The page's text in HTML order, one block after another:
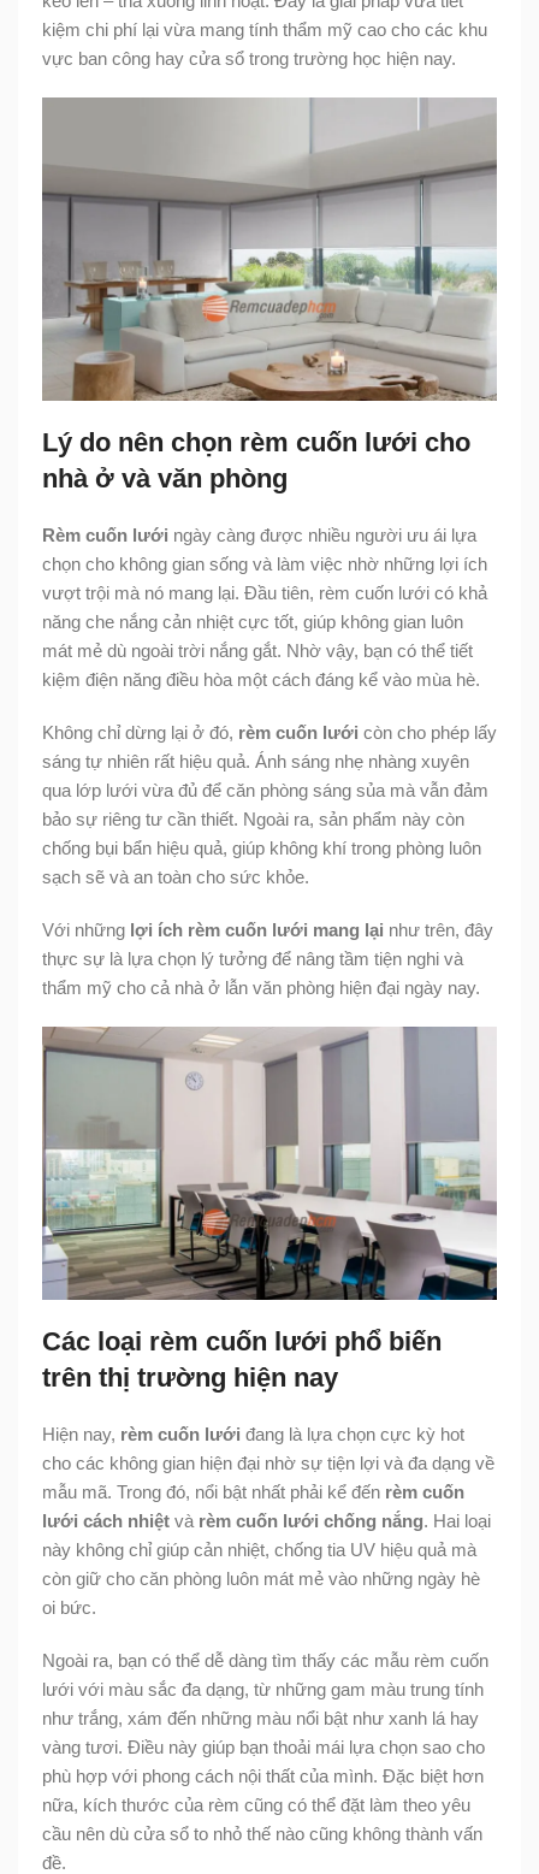
kiệm chi phí lại vừa mang tính thẩm mỹ cao cho các khu
vực ban công hay cửa sổ trong trường học hiện nay.
Lý do nên chọn rèm cuốn lưới cho
nhà ở và văn phòng
Rèm cuốn lưới ngày càng được nhiều người ưu ái lựa
chọn cho không gian sống và làm việc nhờ những lợi ích
vượt trội mà nó mang lại. Đầu tiên, rèm cuốn lưới có khả
năng che nắng cản nhiệt cực tốt, giúp không gian luôn
mát mẻ dù ngoài trời nắng gắt. Nhờ vậy, bạn có thể tiết
kiệm điện năng điều hòa một cách đáng kể vào mùa hè.
Không chỉ dừng lại ở đó, rèm cuốn lưới còn cho phép lấy
sáng tự nhiên rất hiệu quả. Ánh sáng nhẹ nhàng xuyên
qua lớp lưới vừa đủ để căn phòng sáng sủa mà vẫn đảm
bảo sự riêng tư cần thiết. Ngoài ra, sản phẩm này còn
chống bụi bẩn hiệu quả, giúp không khí trong phòng luôn
sạch sẽ và an toàn cho sức khỏe.
Với những lợi ích rèm cuốn lưới mang lại như trên, đây
thực sự là lựa chọn lý tưởng để nâng tầm tiện nghi và
thẩm mỹ cho cả nhà ở lẫn văn phòng hiện đại ngày nay.
Các loại rèm cuốn lưới phổ biến
trên thị trường hiện nay
Hiện nay, rèm cuốn lưới đang là lựa chọn cực kỳ hot
cho các không gian hiện đại nhờ sự tiện lợi và đa dạng về
mẫu mã. Trong đó, nổi bật nhất phải kể đến rèm cuốn
lưới cách nhiệt và rèm cuốn lưới chống nắng. Hai loại
này không chỉ giúp cản nhiệt, chống tia UV hiệu quả mà
còn giữ cho căn phòng luôn mát mẻ vào những ngày hè
oi bức.
Ngoài ra, bạn có thể dễ dàng tìm thấy các mẫu rèm cuốn
lưới với màu sắc đa dạng, từ những gam màu trung tính
như trắng, xám đến những màu nổi bật như xanh lá hay
vàng tươi. Điều này giúp bạn thoải mái lựa chọn sao cho
phù hợp với phong cách nội thất của mình. Đặc biệt hơn
nữa, kích thước của rèm cũng có thể đặt làm theo yêu
cầu nên dù cửa sổ to nhỏ thế nào cũng không thành vấn
đề.